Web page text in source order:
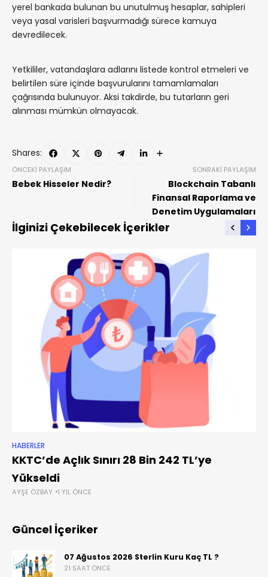
yerel bankada bulunan bu unutulmuş hesaplar, sahipleri
veya yasal varisleri başvurmadığı sürece kamuya
devredilecek.
Yetkililer, vatandaşlara adlarını listede kontrol etmeleri ve
belirtilen süre içinde başvurularını tamamlamaları
çağrısında bulunuyor. Aksi takdirde, bu tutarların geri
alınması mümkün olmayacak.
Shares:
ÖNCEKI PAYLAŞIM
Bebek Hisseler Nedir?
SONRAKI PAYLAŞIM
Blockchain Tabanlı
Finansal Raporlama ve
Denetim Uygulamaları
İlginizi Çekebilecek İçerikler
HABERLER
KKTC’de Açlık Sınırı 28 Bin 242 TL’ye
Yükseldi
AYŞE ÖZBAY 1 YIL ÖNCE
Güncel İçeriker
07 Ağustos 2026 Sterlin Kuru Kaç TL ?
21 SAAT ÖNCE